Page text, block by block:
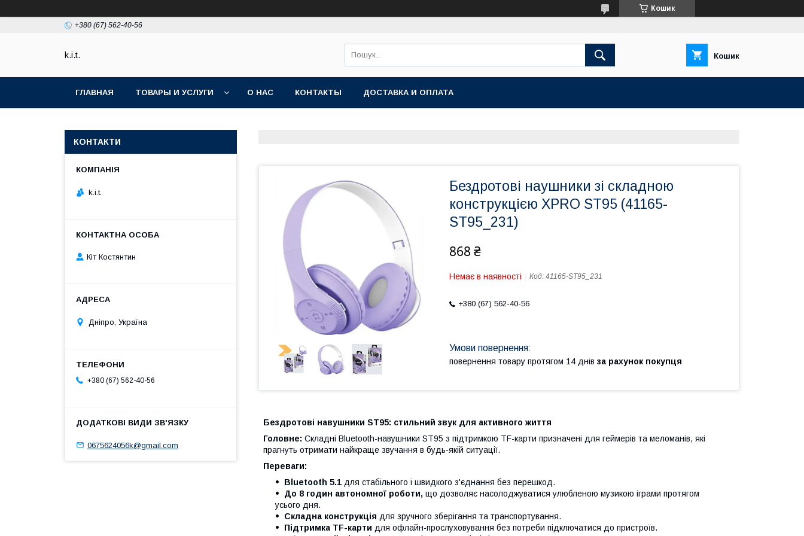
Кошик
+380 (67) 562-40-56
k.i.t. Кошик
ГЛАВНАЯ ТОВАРЫ И УСЛУГИ О НАС КОНТАКТЫ ДОСТАВКА И ОПЛАТА
Бездротові наушники зі складною
конструкцією XPRO ST95 (41165-
ST95_231)
868 ₴
Немає в наявності Код: 41165-ST95_231
+380 (67) 562-40-56
повернення товару протягом 14 днів за рахунок покупця
Бездротові навушники ST95: стильний звук для активного життя
Головне: Складні Bluetooth-навушники ST95 з підтримкою TF-карти призначені для геймерів та меломанів, які
прагнуть отримати найкраще звучання в будь-якій ситуації.
Переваги:
Bluetooth 5.1 для стабільного і швидкого з'єднання без перешкод.
До 8 годин автономної роботи, що дозволяє насолоджуватися улюбленою музикою іграми протягом
усього дня.
Складна конструкція для зручного зберігання та транспортування.
Підтримка TF-карти для офлайн-прослуховування без потреби підключатися до пристроїв.
КОНТАКТИ
k.i.t.
Кіт Костянтин
Дніпро, Україна
+380 (67) 562-40-56
0675624056k@gmail.com